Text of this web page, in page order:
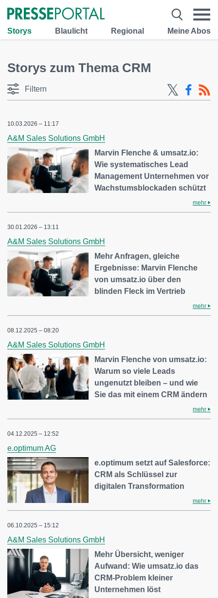
Storys Blaulicht Regional Meine Abos
Storys zum Thema CRM
Filtern
10.03.2026 – 11:17
A&M Sales Solutions GmbH
Marvin Flenche & umsatz.io:
Wie systematisches Lead
Management Unternehmen vor
Wachstumsblockaden schützt
mehr
30.01.2026 – 13:11
A&M Sales Solutions GmbH
Mehr Anfragen, gleiche
Ergebnisse: Marvin Flenche
von umsatz.io über den
blinden Fleck im Vertrieb
mehr
08.12.2025 – 08:20
A&M Sales Solutions GmbH
Marvin Flenche von umsatz.io:
Warum so viele Leads
ungenutzt bleiben – und wie
Sie das mit einem CRM ändern
mehr
04.12.2025 – 12:52
e.optimum AG
e.optimum setzt auf Salesforce:
CRM als Schlüssel zur
digitalen Transformation
mehr
06.10.2025 – 15:12
A&M Sales Solutions GmbH
Mehr Übersicht, weniger
Aufwand: Wie umsatz.io das
CRM-Problem kleiner
Unternehmen löst